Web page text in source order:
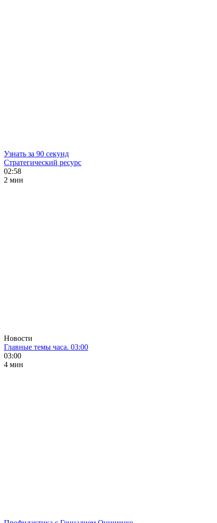
Узнать за 90 секунд
Стратегический ресурс
02:58
2 мин
Новости
Главные темы часа. 03:00
03:00
4 мин